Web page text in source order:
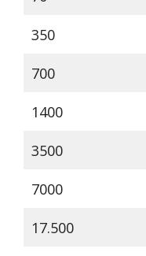
350
700
1400
3500
7000
17.500